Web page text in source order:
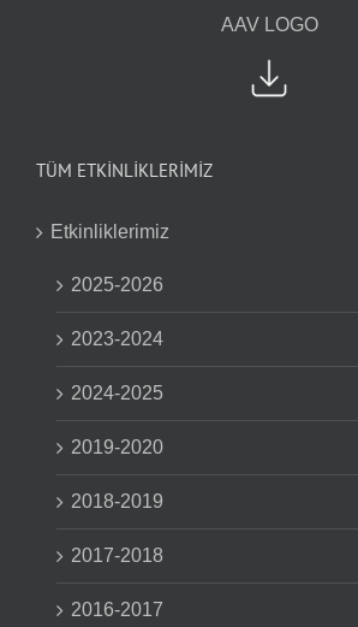
AAV LOGO
TÜM ETKİNLİKLERİMİZ
Etkinliklerimiz
2025-2026
2023-2024
2024-2025
2019-2020
2018-2019
2017-2018
2016-2017